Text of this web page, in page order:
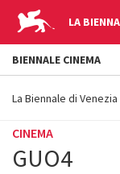
LA
YOUR
ARE
La Biennale di Venezia
CINEMA
GUO4
BIENNALE CINEMA